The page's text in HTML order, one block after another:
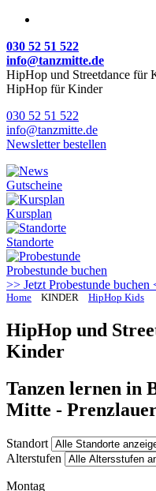
030 52 51 522
info@tanzmitte.de
HipHop und Streetdance für
HipHop für Kinder
030 52 51 522
info@tanzmitte.de
Newsletter bestellen
Gutscheine
Kursplan
Standorte
Probestunde buchen
>> Jetzt Probestunde buchen
Home KINDER HipHop Kids
HipHop und
Kinder
Tanzen lernen in
Mitte -
Standort
Alterstufen
Montag